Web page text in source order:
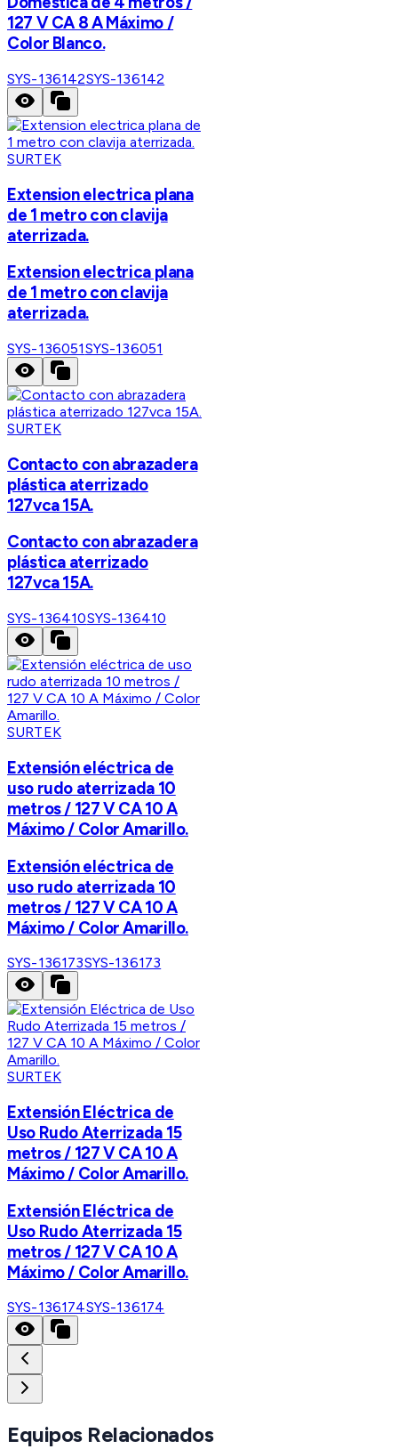
127 V CA 8 A Máximo /
Color Blanco.
SYS-136142SYS-136142
SURTEK
Extension electrica plana
de 1 metro con clavija
aterrizada.
Extension electrica plana
de 1 metro con clavija
aterrizada.
SYS-136051SYS-136051
SURTEK
Contacto con abrazadera
plástica aterrizado
127vca 15A.
Contacto con abrazadera
plástica aterrizado
127vca 15A.
SYS-136410SYS-136410
SURTEK
Extensión eléctrica de
uso rudo aterrizada 10
metros / 127 V CA 10 A
Máximo / Color Amarillo.
Extensión eléctrica de
uso rudo aterrizada 10
metros / 127 V CA 10 A
Máximo / Color Amarillo.
SYS-136173SYS-136173
SURTEK
Extensión Eléctrica de
Uso Rudo Aterrizada 15
metros / 127 V CA 10 A
Máximo / Color Amarillo.
Extensión Eléctrica de
Uso Rudo Aterrizada 15
metros / 127 V CA 10 A
Máximo / Color Amarillo.
SYS-136174SYS-136174
Equipos Relacionados